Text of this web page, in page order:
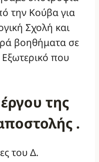
την Κούβα για
Σχολή και
βοηθήματα σε
που
της
.
του Δ.